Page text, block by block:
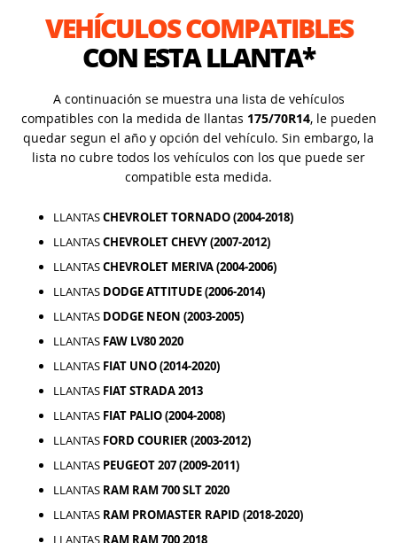
VEHÍCULOS COMPATIBLES
CON ESTA LLANTA*
A continuación se muestra una lista de vehículos
compatibles con la medida de llantas 175/70R14, le pueden
quedar segun el año y opción del vehículo. Sin embargo, la
lista no cubre todos los vehículos con los que puede ser
compatible esta medida.
LLANTASCHEVROLET TORNADO (2004-2018)
LLANTASCHEVROLET CHEVY (2007-2012)
LLANTASCHEVROLET MERIVA (2004-2006)
LLANTAS DODGE ATTITUDE (2006-2014)
LLANTAS DODGE NEON (2003-2005)
LLANTAS FAW LV80 2020
LLANTAS FIAT UNO (2014-2020)
LLANTAS FIAT STRADA 2013
LLANTAS FIAT PALIO (2004-2008)
LLANTAS FORD COURIER (2003-2012)
LLANTAS PEUGEOT 207 (2009-2011)
LLANTAS RAM RAM 700 SLT 2020
LLANTAS RAM PROMASTER RAPID (2018-2020)
LLANTAS RAM RAM 700 2018